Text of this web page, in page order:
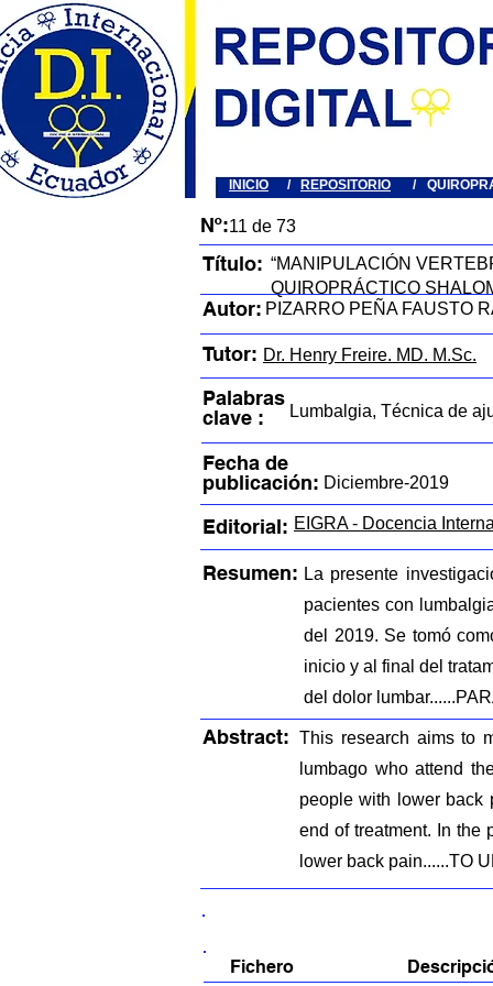
/ REPOSITORIO
INICIO /
Nº:11 de 73
Título: “MANIPULACIÓN
QUIROPRÁCTICO
Autor:PIZARRO PEÑA FAUSTO
Tutor: Dr. Henry Freire. MD. M.Sc.
Palabras
clave :Lumbalgia, Técnica de
Fecha de
publicación: Diciembre-2019
Editorial: EIGRA - Docencia
Resumen: La presente
pacientes con
del 2019. Se tomó
inicio y al final del
del dolor
This research aims to
lumbago who attend
people with lower back
end of treatment. In the
lower back pain......TO
Abstract:
Fichero